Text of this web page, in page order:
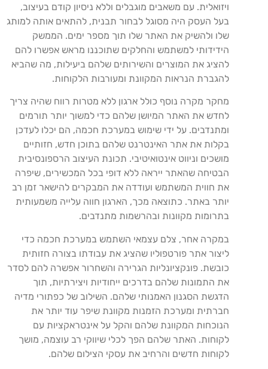
ויזואלית. עם משאבים מוגבלים וללא ניסיון קודם בעיצוב,
בעל העסק היה מסוגל לבחור תבנית, להתאים אותה למותג
שלו ולהשיק את האתר שלו תוך מספר ימים. הממשק
הידידותי למשתמש והחלקים שתוכננו מראש אפשרו להם
להציג את המוצרים והשירותים שלהם ביעילות, מה שהביא
להגברת הנראות המקוונת ומעורבות הלקוחות.
מחקר מקרה נוסף כולל ארגון ללא מטרות רווח שהיה צריך
לחדש את האתר המיושן שלהם כדי למשוך יותר תורמים
ומתנדבים. על ידי שימוש במערכת חכמה, הם יכלו לעדכן
בקלות את אתר האינטרנט שלהם בתוכן חדש, חזותיים
מושכים וניווט אינטואיטיבי. תכונת העיצוב הרספונסיבית
הבטיחה שהאתר ייראה ללא דופי בכל המכשירים, שיפרה
את חווית המשתמש ועודדה את המבקרים להישאר זמן רב
יותר באתר. כתוצאה מכך, הארגון חווה עלייה משמעותית
בתרומות מקוונות ובהרשמות מתנדבים.
במקרה אחר, צלם עצמאי השתמש במערכת חכמה כדי
ליצור אתר פורטפוליו שהציג את עבודתו בצורה חזותית
כובשת. פונקציונליות הגרירה והשחרור אפשרה להם לסדר
את התמונות שלהם בדרכים ייחודיות ויצירתיות, תוך
הדגשת הסגנון האמנותי שלהם. השילוב של כפתורי מדיה
חברתית ומערכת הזמנות מקוונת שיפר עוד יותר את
הנוכחות המקוונת שלהם והקל על אינטראקציות עם
לקוחות. האתר שלהם הפך לכלי שיווקי רב עוצמה, מושך
לקוחות חדשים והרחיב את עסקי הצילום שלהם.